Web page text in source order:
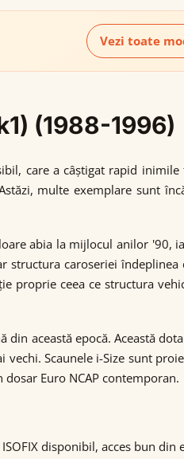
Vezi toate
(1988-1996)
care a câștigat rapid
multe exemplare sunt
abia la mijlocul anilor '90,
caroseriei îndeplinea
proprie ceea ce structura
această epocă. Această
Scaunele i-Size sunt
Euro NCAP contemporan.
disponibil, acces bun din